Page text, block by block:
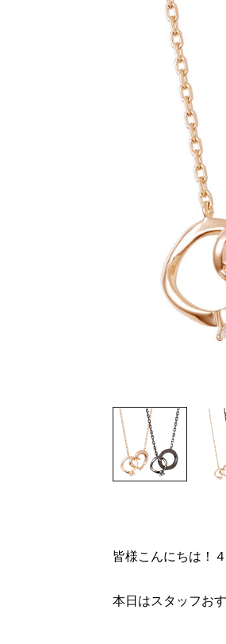
皆様こんにちは！
本日はスタッフお